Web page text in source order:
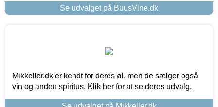
Se udvalget på BuusVine.dk
Mikkeller.dk er kendt for deres øl, men de sælger også
vin og anden spiritus. Klik her for at se deres udvalg.